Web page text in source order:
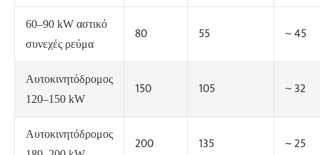
60–90 kW αστικό
συνεχές ρεύμα
80 55 ~ 45
Αυτοκινητόδρομος
120–150 kW
150 105 ~ 32
Αυτοκινητόδρομος
200 135 ~ 25